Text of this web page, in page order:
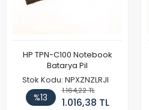
HP TPN-C100 Notebook
Batarya Pil
Stok Kodu: NPXZNZLRJI
%13
1.164,22 TL
1.016,38 TL